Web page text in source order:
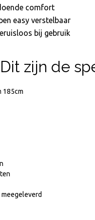
comfort
easy verstelbaar
bij gebruik
zijn de
185cm